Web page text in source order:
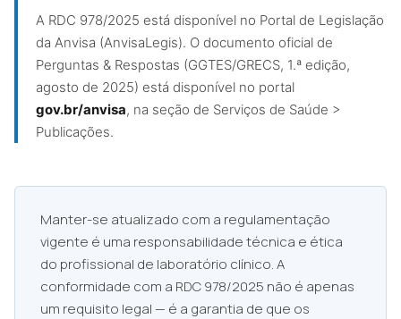
A RDC 978/2025 está disponível no Portal de Legislação
da Anvisa (AnvisaLegis). O documento oficial de
Perguntas & Respostas (GGTES/GRECS, 1.ª edição,
agosto de 2025) está disponível no portal
gov.br/anvisa, na seção de Serviços de Saúde >
Publicações.
Manter-se atualizado com a regulamentação
vigente é uma responsabilidade técnica e ética
do profissional de laboratório clínico. A
conformidade com a RDC 978/2025 não é apenas
um requisito legal — é a garantia de que os